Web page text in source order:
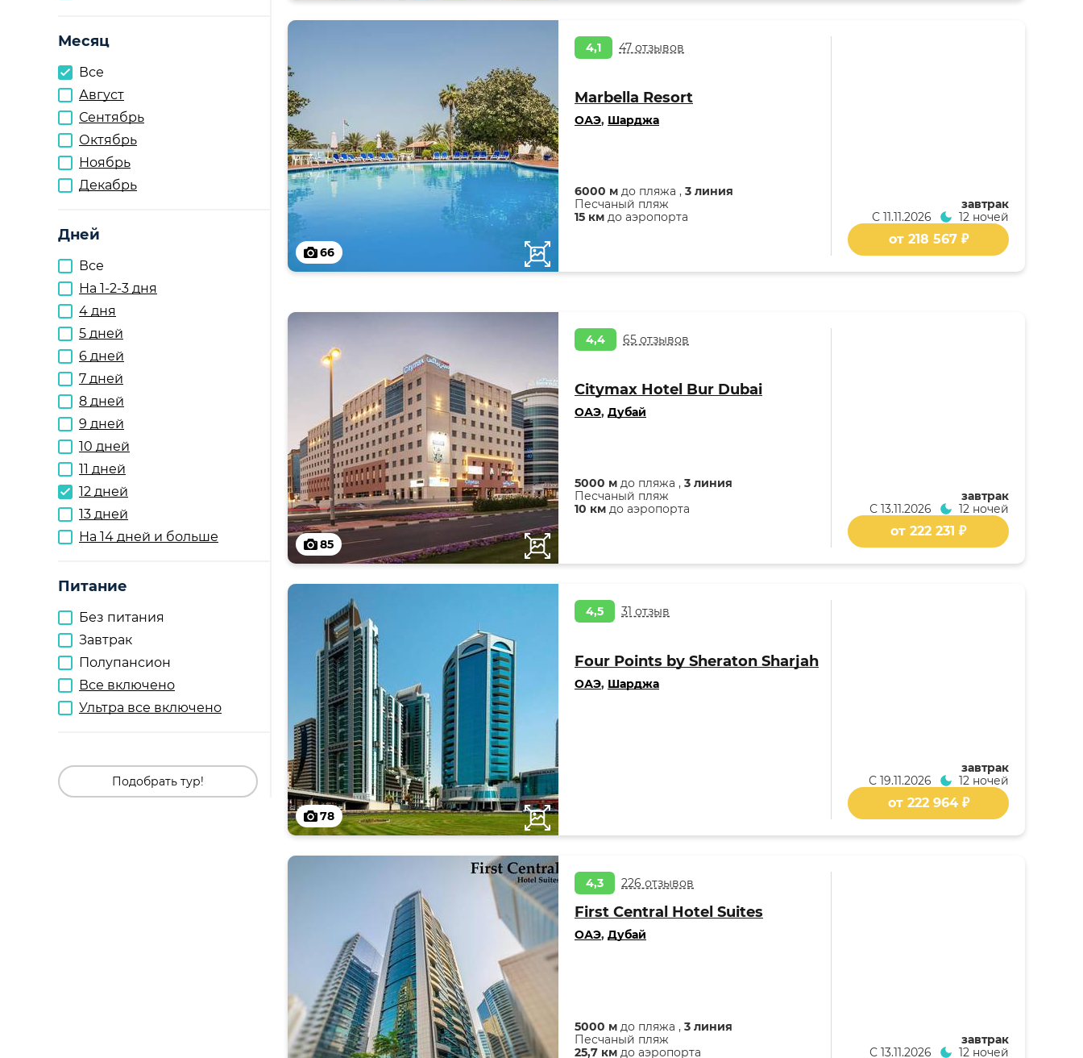
Месяц
Все
Август
Сентябрь
Октябрь
Ноябрь
Декабрь
Дней
Все
На 1-2-3 дня
4 дня
5 дней
6 дней
7 дней
8 дней
9 дней
10 дней
11 дней
12 дней
13 дней
На 14 дней и больше
Питание
Без питания
Завтрак
Полупансион
Все включено
Ультра все включено
Подобрать тур!
66
4,1 47 отзывов
Marbella Resort
ОАЭ, Шарджа
6000 м до пляжа , 3 линия
Песчаный пляж
15 км до аэропорта
завтрак
С 11.11.2026 12 ночей
от 218 567 ₽
85
4,4 65 отзывов
Citymax Hotel Bur Dubai
ОАЭ, Дубай
5000 м до пляжа , 3 линия
Песчаный пляж
10 км до аэропорта
завтрак
С 13.11.2026 12 ночей
от 222 231 ₽
78
4,5 31 отзыв
Four Points by Sheraton Sharjah
ОАЭ, Шарджа
завтрак
С 19.11.2026 12 ночей
от 222 964 ₽
4,3 226 отзывов
First Central Hotel Suites
ОАЭ, Дубай
5000 м до пляжа , 3 линия
Песчаный пляж
25,7 км до аэропорта
завтрак
С 13.11.2026 12 ночей